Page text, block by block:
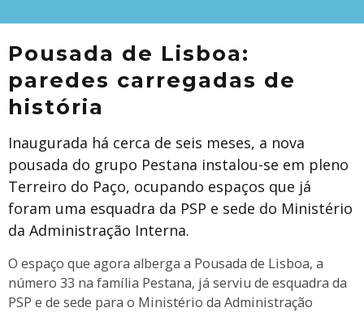
Pousada de Lisboa:
paredes carregadas de
história
Inaugurada há cerca de seis meses, a nova
pousada do grupo Pestana instalou-se em pleno
Terreiro do Paço, ocupando espaços que já
foram uma esquadra da PSP e sede do Ministério
da Administração Interna.
O espaço que agora alberga a Pousada de Lisboa, a
número 33 na família Pestana, já serviu de esquadra da
PSP e de sede para o Ministério da Administração